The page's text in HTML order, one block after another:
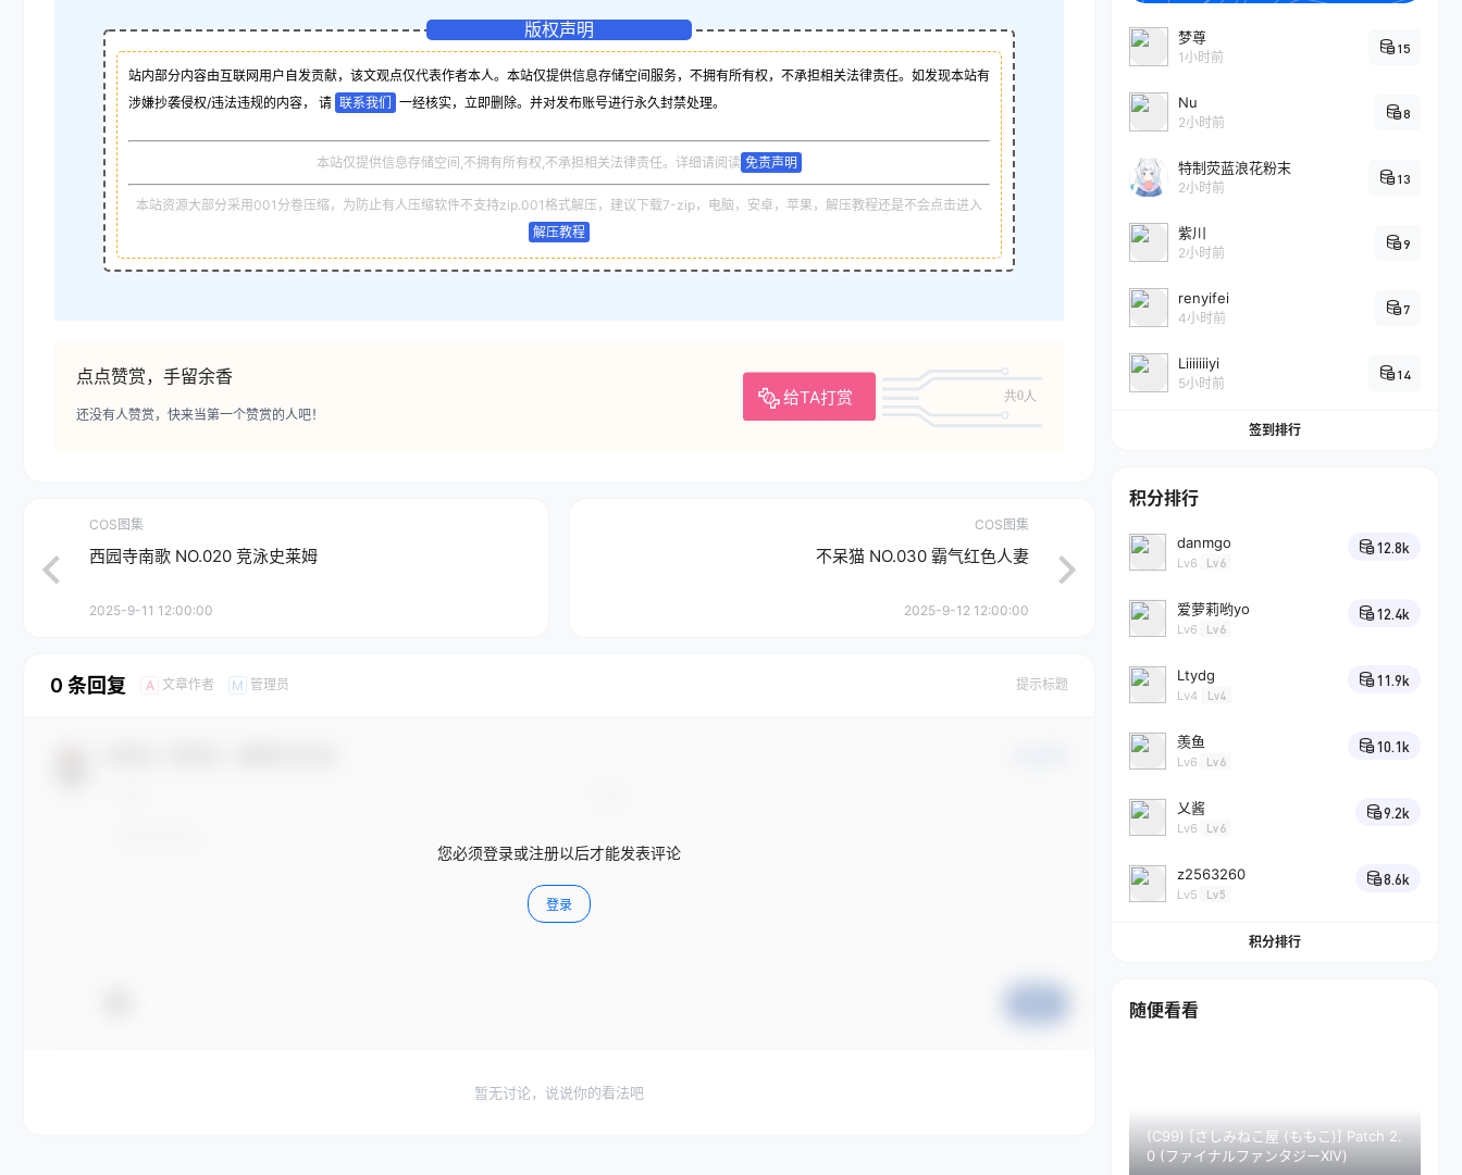
版权声明
站内部分内容由互联网用户自发贡献，该文观点仅代表作者本人。本站仅提供信息存储空间服务，不拥有所有权，不承担相关法律责任。如发现本站有
涉嫌抄袭侵权/违法违规的内容， 请 联系我们 一经核实，立即删除。并对发布账号进行永久封禁处理。
本站仅提供信息存储空间,不拥有所有权,不承担相关法律责任。详细请阅读 免责声明
本站资源大部分采用001分卷压缩，为防止有人压缩软件不支持zip.001格式解压，建议下载7-zip，电脑，安卓，苹果，解压教程还是不会点击进入
解压教程
点点赞赏，手留余香
给TA打赏 共0人
还没有人赞赏，快来当第一个赞赏的人吧！
COS图集
西园寺南歌 NO.020 竞泳史莱姆
2025-9-11 12:00:00
COS图集
不呆猫 NO.030 霸气红色人妻
2025-9-12 12:00:00
0 条回复 A 文章作者 M 管理员 提示标题
您必须登录或注册以后才能发表评论
登录
暂无讨论，说说你的看法吧
梦尊
1小时前
15
Nu
2小时前
8
特制荧蓝浪花粉末
2小时前
13
紫川
2小时前
9
renyifei
4小时前
7
Liiiiiiiyi
5小时前
14
签到排行
积分排行
danmgo
Lv6 Lv6
12.8k
爱萝莉哟yo
Lv6 Lv6
12.4k
Ltydg
Lv4 Lv4
11.9k
羡鱼
Lv6 Lv6
10.1k
乂酱
Lv6 Lv6
9.2k
z2563260
Lv5 Lv5
8.6k
积分排行
随便看看
(C99) [さしみねこ屋 (ももこ)] Patch 2.
0 (ファイナルファンタジーXIV)